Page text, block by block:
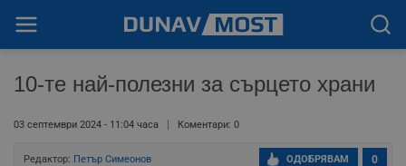
10-те най-полезни за сърцето храни
03 септември 2024 - 11:04 часа Коментари: 0
Редактор: Петър Симеонов 0
ОДОБРЯВАМ